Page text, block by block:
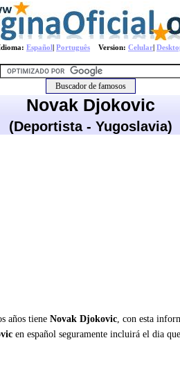
Español| Português Version: Celular|
Novak Djokovic
(Deportista - Yugoslavia)
años tiene Novak Djokovic, con esta
en español seguramente incluirá el dia que